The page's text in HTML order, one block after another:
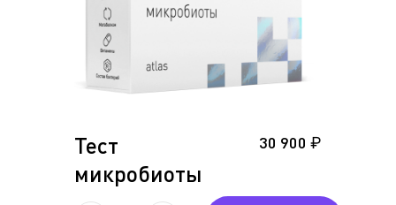
Тест
микробиоты
30 900 ₽